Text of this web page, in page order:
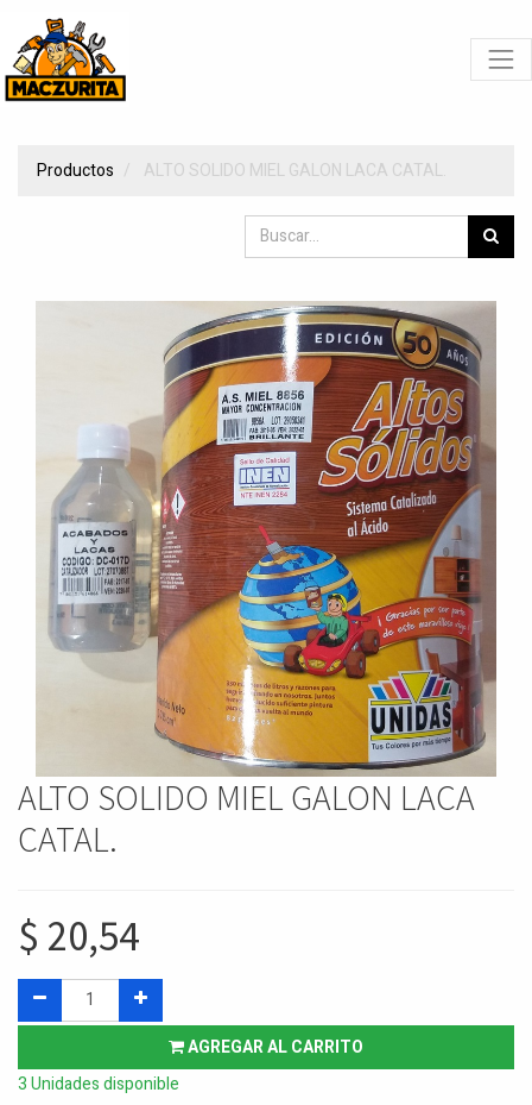
Productos ALTO SOLIDO MIEL GALON LACA CATAL.
ALTO SOLIDO MIEL GALON LACA
CATAL.
$ 20,54
AGREGAR AL CARRITO
3 Unidades disponible